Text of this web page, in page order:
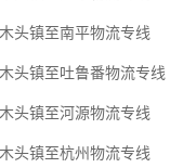
头镇至南平物流专线
头镇至吐鲁番物流专线
头镇至河源物流专线
头镇至杭州物流专线